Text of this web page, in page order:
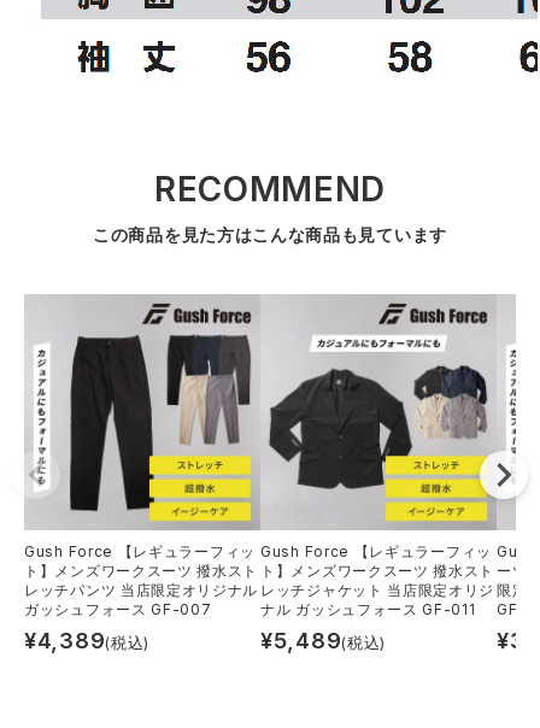
RECOMMEND
この商品を見た方はこんな商品も見ています
Gush Force 【レギュラーフィッ
ト】メンズワークスーツ 撥水スト
レッチパンツ 当店限定オリジナル
ガッシュフォース GF-007
¥4,389(税込)
Gush Force 【レギュラーフィッ
ト】メンズワークスーツ 撥水スト
レッチジャケット 当店限定オリジ
ナル ガッシュフォース GF-011
¥5,489(税込)
Gush
ーツ
限定
GF-
¥